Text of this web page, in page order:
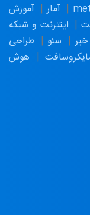
آمار
آموزش
اینترنت و شبکه
خبر سئو
طراحی
هوش